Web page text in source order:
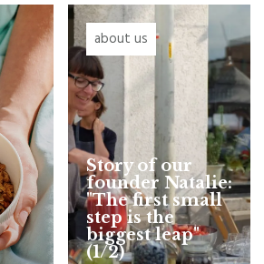
about us
Story of our
founder Natalie:
"The first small
step is the
biggest leap"
(1/2)